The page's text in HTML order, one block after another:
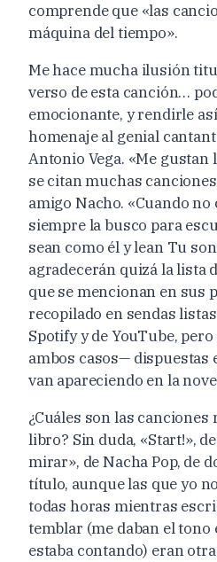
comprende que «las
máquina del tiempo».
Me hace mucha ilusión
verso de esta canción…
emocionante, y rendirle
homenaje al genial
Antonio Vega. «Me
se citan muchas
amigo Nacho. «Cuando
siempre la busco para
sean como él y lean Tu
agradecerán quizá la lista
que se mencionan en sus
recopilado en sendas
Spotify y de YouTube,
ambos casos— dispuestas
van apareciendo en la
¿Cuáles son las
libro? Sin duda, «Start!»,
mirar», de Nacha Pop, de
título, aunque las que yo
todas horas mientras
temblar (me daban el tono
estaba contando) eran